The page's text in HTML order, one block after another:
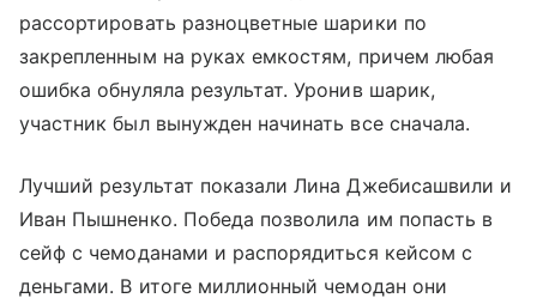
рассортировать разноцветные шарики по
закрепленным на руках емкостям, причем любая
ошибка обнуляла результат. Уронив шарик,
участник был вынужден начинать все сначала.
Лучший результат показали Лина Джебисашвили и
Иван Пышненко. Победа позволила им попасть в
сейф с чемоданами и распорядиться кейсом с
деньгами. В итоге миллионный чемодан они